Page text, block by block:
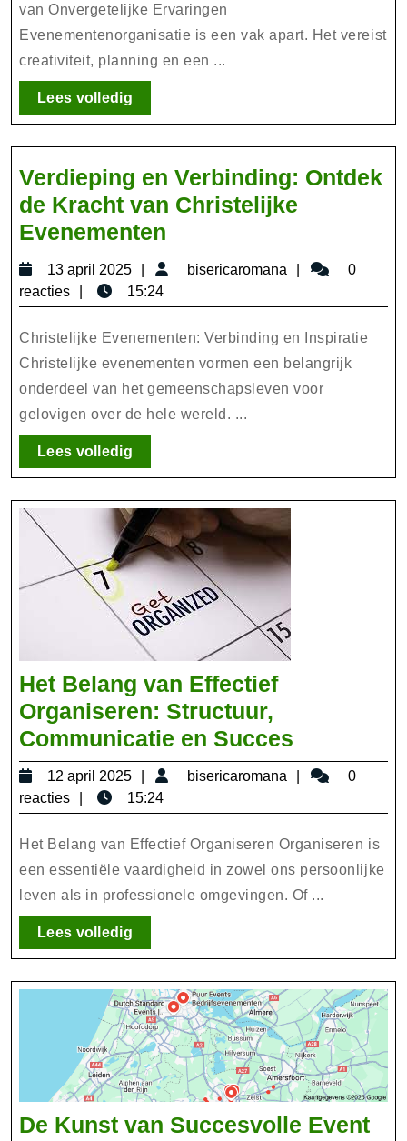
Creëren
van Onvergetelijke Ervaringen
Evenementenorganisatie is een vak apart. Het vereist
creativiteit, planning en een ...
Lees volledigLees
volledig
Verdieping en Verbinding: Ontdek
de Kracht van Christelijke
Evenementen
en
Verbinding:
Ontdek
de
Kracht
van
Christelijke
13 april 2025
13
april
2025
bisericaromana bisericaromana
0
reacties
15:24
Christelijke Evenementen: Verbinding en Inspiratie
Christelijke evenementen vormen een belangrijk
onderdeel van het gemeenschapsleven voor
gelovigen over de hele wereld. ...
Lees volledigLees
volledig
Het Belang van Effectief
Organiseren: Structuur,
Communicatie en Succes
Belang
van
Effectief
Structuur,
Succes
12 april 2025
12
april
2025
bisericaromana bisericaromana
0
reacties
15:24
Het Belang van Effectief Organiseren Organiseren is
een essentiële vaardigheid in zowel ons persoonlijke
leven als in professionele omgevingen. Of ...
Lees volledigLees
volledig
De Kunst van Succesvolle Event